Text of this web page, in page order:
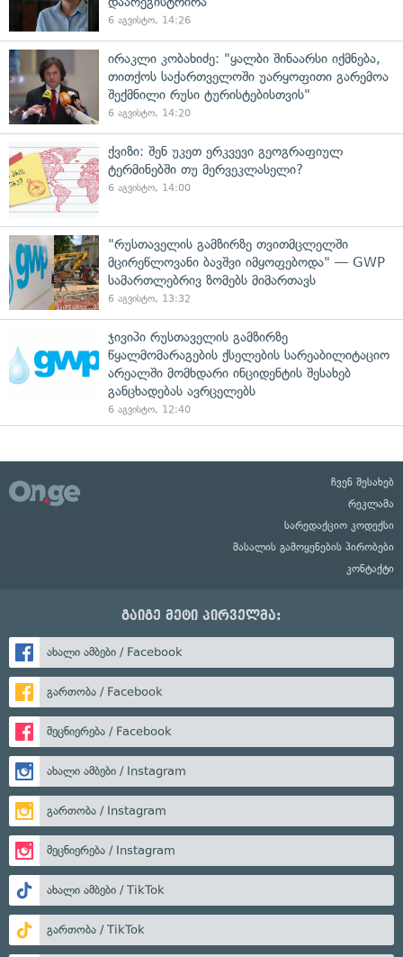
6 აგვისტო, 14:26
ირაკლი კობახიძე: "ყალბი შინაარსი იქმნება,
თითქოს საქართველოში უარყოფითი გარემოა
შექმნილი რუსი ტურისტებისთვის"
6 აგვისტო, 14:20
ქვიზი: შენ უკეთ ერკვევი გეოგრაფიულ
ტერმინებში თუ მერვეკლასელი?
6 აგვისტო, 14:00
"რუსთაველის გამზირზე თვითმცლელში
მცირეწლოვანი ბავშვი იმყოფებოდა" — GWP
სამართლებრივ ზომებს მიმართავს
6 აგვისტო, 13:32
ჯივიპი რუსთაველის გამზირზე
წყალმომარაგების ქსელების სარეაბილიტაციო
არეალში მომხდარი ინციდენტის შესახებ
განცხადებას ავრცელებს
6 აგვისტო, 12:40
ჩვენ შესახებ
რეკლამა
სარედაქციო კოდექსი
მასალის გამოყენების პირობები
კონტაქტი
გაიგე მეტი პირველმა:
ახალი ამბები / Facebook
გართობა / Facebook
მეცნიერება / Facebook
ახალი ამბები / Instagram
გართობა / Instagram
მეცნიერება / Instagram
ახალი ამბები / TikTok
გართობა / TikTok